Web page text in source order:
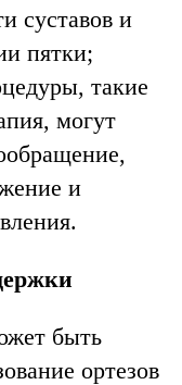
суставов и
пятки;
такие
могут
и
быть
ортезов